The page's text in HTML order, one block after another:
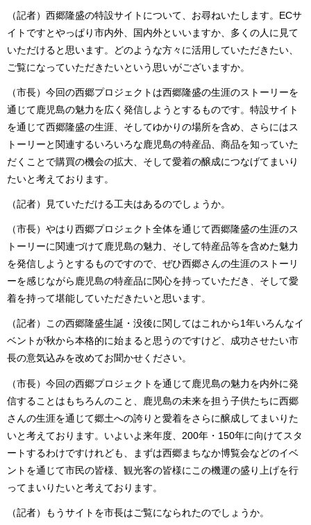
（記者）西郷隆盛の特設サイトについて、お尋ねいたします。ECサ
イトですとやっぱり市内外、国内外といいますか、多くの人に見て
いただけると思います。どのような方々に活用していただきたい、
ご覧になっていただきたいという思いがございますか。
（市長）今回の西郷プロジェクトは西郷隆盛の生涯のストーリーを
通じて鹿児島の魅力を広く発信しようとするものです。特設サイト
を通じて西郷隆盛の生涯、そしてゆかりの場所を含め、さらにはス
トーリーと関連するいろいろな鹿児島の特産品、商品を知っていた
だくことで購買の機会の拡大、そして愛着の醸成につなげてまいり
たいと考えております。
（記者）見ていただける工夫はあるのでしょうか。
（市長）やはり西郷プロジェクト全体を通じて西郷隆盛の生涯のス
トーリーに関連づけて鹿児島の魅力、そして特産品等を含めた魅力
を発信しようとするものですので、ぜひ西郷さんの生涯のストーリ
ーを感じながら鹿児島の特産品に関心を持っていただき、そして愛
着を持って堪能していただきたいと思います。
（記者）この西郷隆盛生誕・没後に関してはこれから1年いろんなイ
ベントが秋から本格的に始まると思うのですけど、成功させたい市
長の意気込みを改めてお聞かせください。
（市長）今回の西郷プロジェクトを通じて鹿児島の魅力を内外に発
信することはもちろんのこと、鹿児島の未来を担う子供たちに西郷
さんの生涯を通じて郷土への誇りと愛着をさらに醸成してまいりた
いと考えております。いよいよ来年度、200年・150年に向けてスタ
ートするわけですけれども、まずは西郷まちなか博覧会などのイベ
ントを通じて市民の皆様、観光客の皆様にこの機運の盛り上げを行
ってまいりたいと考えております。
（記者）もうサイトを市長はご覧になられたのでしょうか。